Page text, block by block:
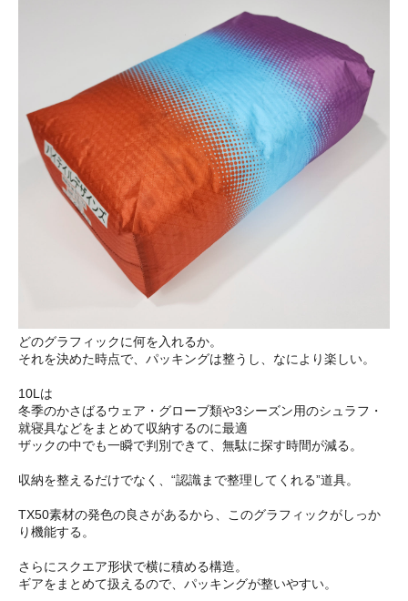
どのグラフィックに何を入れるか。
それを決めた時点で、パッキングは整うし、なにより楽しい。
10Lは
冬季のかさばるウェア・グローブ類や3シーズン用のシュラフ・
就寝具などをまとめて収納するのに最適
ザックの中でも一瞬で判別できて、無駄に探す時間が減る。
収納を整えるだけでなく、“認識まで整理してくれる”道具。
TX50素材の発色の良さがあるから、このグラフィックがしっか
り機能する。
さらにスクエア形状で横に積める構造。
ギアをまとめて扱えるので、パッキングが整いやすい。